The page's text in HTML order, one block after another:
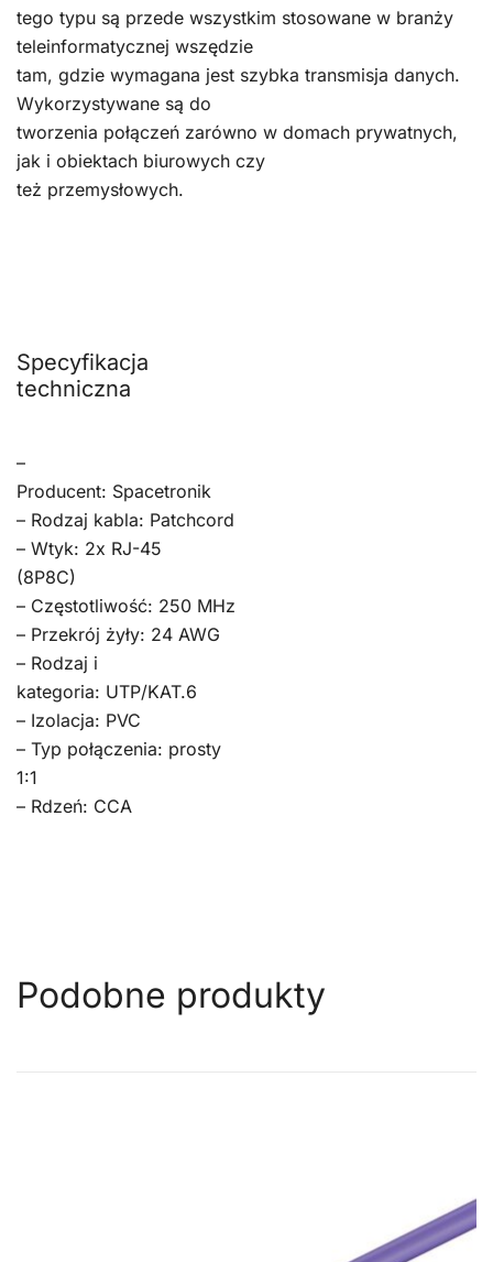
tego typu są przede wszystkim stosowane w branży
teleinformatycznej wszędzie
tam, gdzie wymagana jest szybka transmisja danych.
Wykorzystywane są do
tworzenia połączeń zarówno w domach prywatnych,
jak i obiektach biurowych czy
też przemysłowych.
Specyfikacja
techniczna
–
Producent: Spacetronik
– Rodzaj kabla: Patchcord
– Wtyk: 2x RJ-45
(8P8C)
– Częstotliwość: 250 MHz
– Przekrój żyły: 24 AWG
– Rodzaj i
kategoria: UTP/KAT.6
– Izolacja: PVC
– Typ połączenia: prosty
1:1
– Rdzeń: CCA
Podobne produkty